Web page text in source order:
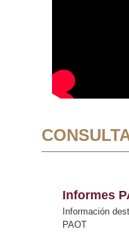
Informes
Información
PAOT